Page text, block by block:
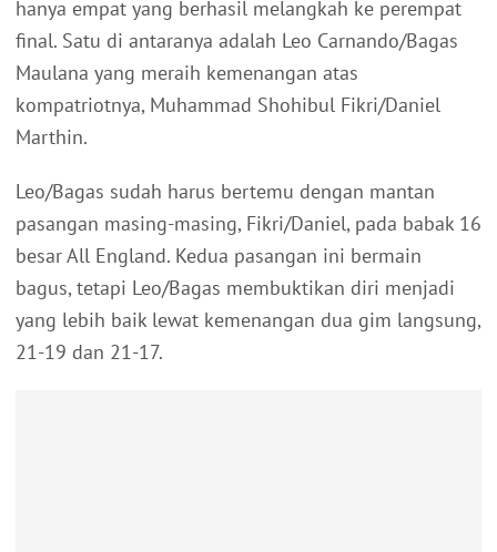
hanya empat yang berhasil melangkah ke perempat
final. Satu di antaranya adalah Leo Carnando/Bagas
Maulana yang meraih kemenangan atas
kompatriotnya, Muhammad Shohibul Fikri/Daniel
Marthin.
Leo/Bagas sudah harus bertemu dengan mantan
pasangan masing-masing, Fikri/Daniel, pada babak 16
besar All England. Kedua pasangan ini bermain
bagus, tetapi Leo/Bagas membuktikan diri menjadi
yang lebih baik lewat kemenangan dua gim langsung,
21-19 dan 21-17.